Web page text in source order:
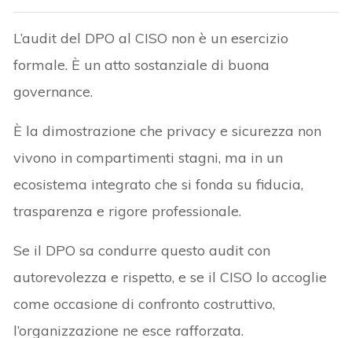
L’audit del DPO al CISO non è un esercizio
formale. È un atto sostanziale di buona
governance.
È la dimostrazione che privacy e sicurezza non
vivono in compartimenti stagni, ma in un
ecosistema integrato che si fonda su fiducia,
trasparenza e rigore professionale.
Se il DPO sa condurre questo audit con
autorevolezza e rispetto, e se il CISO lo accoglie
come occasione di confronto costruttivo,
l’organizzazione ne esce rafforzata.